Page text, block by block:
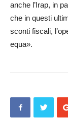
anche l’Irap, in
che in questi
sconti fiscali,
equa».